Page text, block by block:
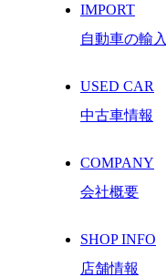
IMPORT
自動車の輸入
USED CAR
中古車情報
COMPANY
会社概要
SHOP INFO
店舗情報